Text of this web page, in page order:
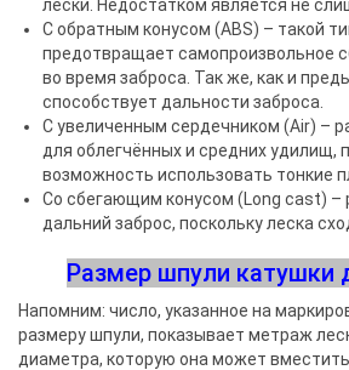
лески. Недостатком является не
С обратным конусом (ABS) – такой
предотвращает самопроизвольное
во время заброса. Так же, как и
способствует дальности заброса.
С увеличенным сердечником (Air) –
для облегчённых и средних удилищ,
возможность использовать тонкие
Со сбегающим конусом (Long cast) –
дальний заброс, поскольку леска
Размер шпули катушки
Напомним: число, указанное на
размеру шпули, показывает метраж
диаметра, которую она может